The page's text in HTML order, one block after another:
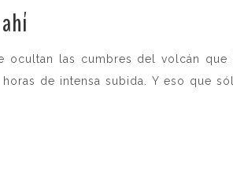
ocultan las cumbres del volcán
de intensa subida. Y eso que